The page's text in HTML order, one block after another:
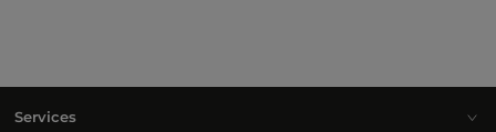
Services